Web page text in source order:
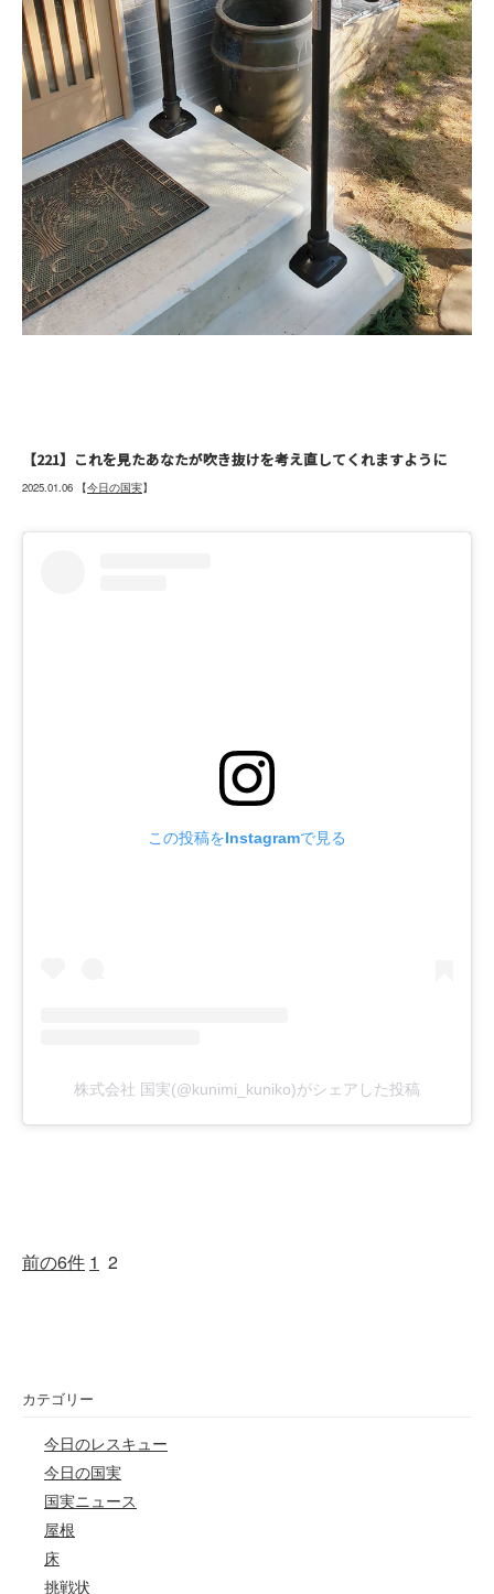
【221】これを見たあなたが吹き抜けを考え直してくれますように
2025.01.06 【今日の国実】
この投稿をInstagramで見る
株式会社 国実(@kunimi_kuniko)がシェアした投稿
前の6件 1 2
カテゴリー
今日のレスキュー
今日の国実
国実ニュース
屋根
床
挑戦状